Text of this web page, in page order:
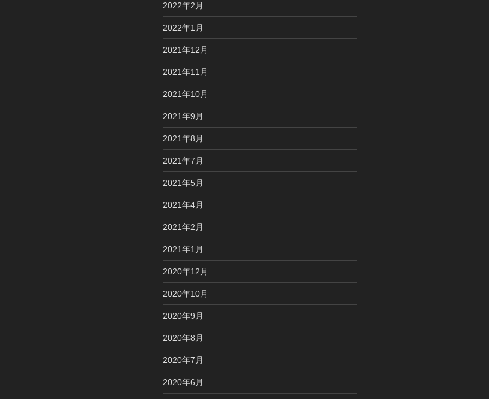
2022年2月
2022年1月
2021年12月
2021年11月
2021年10月
2021年9月
2021年8月
2021年7月
2021年5月
2021年4月
2021年2月
2021年1月
2020年12月
2020年10月
2020年9月
2020年8月
2020年7月
2020年6月